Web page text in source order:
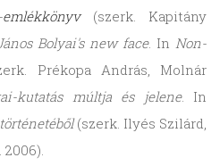
emlékkönyv(szerk. Kapitány
Bolyai's new face. InNon-
Prékopa András, Molnár
kutatás múltja és jelene. In
(szerk. Ilyés Szilárd,
2006).